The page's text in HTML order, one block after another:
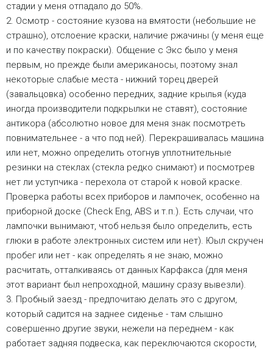
стадии у меня отпадало до 50%.
2. Осмотр - состояние кузова на вмятости (небольшие не
страшно), отслоение краски, наличие ржачины (у меня еще
и по качеству покраски). Общение с Экс было у меня
первым, но прежде были американосы, поэтому знал
некоторые слабые места - нижний торец дверей
(завальцовка) особенно передних, задние крылья (куда
иногда производители подкрылки не ставят), состояние
антикора (абсолютно новое для меня знак посмотреть
повнимательнее - а что под ней). Перекрашивалась машина
или нет, можно определить отогнув уплотнительные
резинки на стеклах (стекла редко снимают) и посмотрев
нет ли уступчика - перехола от старой к новой краске.
Проверка работы всех приборов и лампочек, особенно на
приборной доске (Check Eng, ABS и т.п.). Есть случаи, что
лампочки вынимают, чтоб нельзя было определить, есть
глюки в работе электронных систем или нет). Юыл скручен
пробег или нет - как определять я не знаю, можно
расчитать, отталкиваясь от данных Карфакса (для меня
этот вариант был непроходной, машину сразу вывезли).
3. Пробный заезд - предпочитаю делать это с другом,
который садится на заднее сиденье - там слышно
совершенно другие звуки, нежели на переднем - как
работает задняя подвеска, как переключаются скорости,